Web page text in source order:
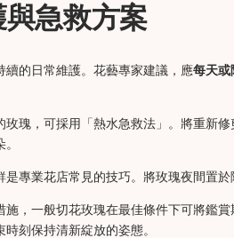
急救方案
續的日常維護。花藝專家建議，應每天或
玫瑰，可採用「熱水急救法」。將重新
是專業花店常見的技巧。將玫瑰夜間置
施，一般切花玫瑰在最佳條件下可將鑑
刻保持清新綻放的姿態。